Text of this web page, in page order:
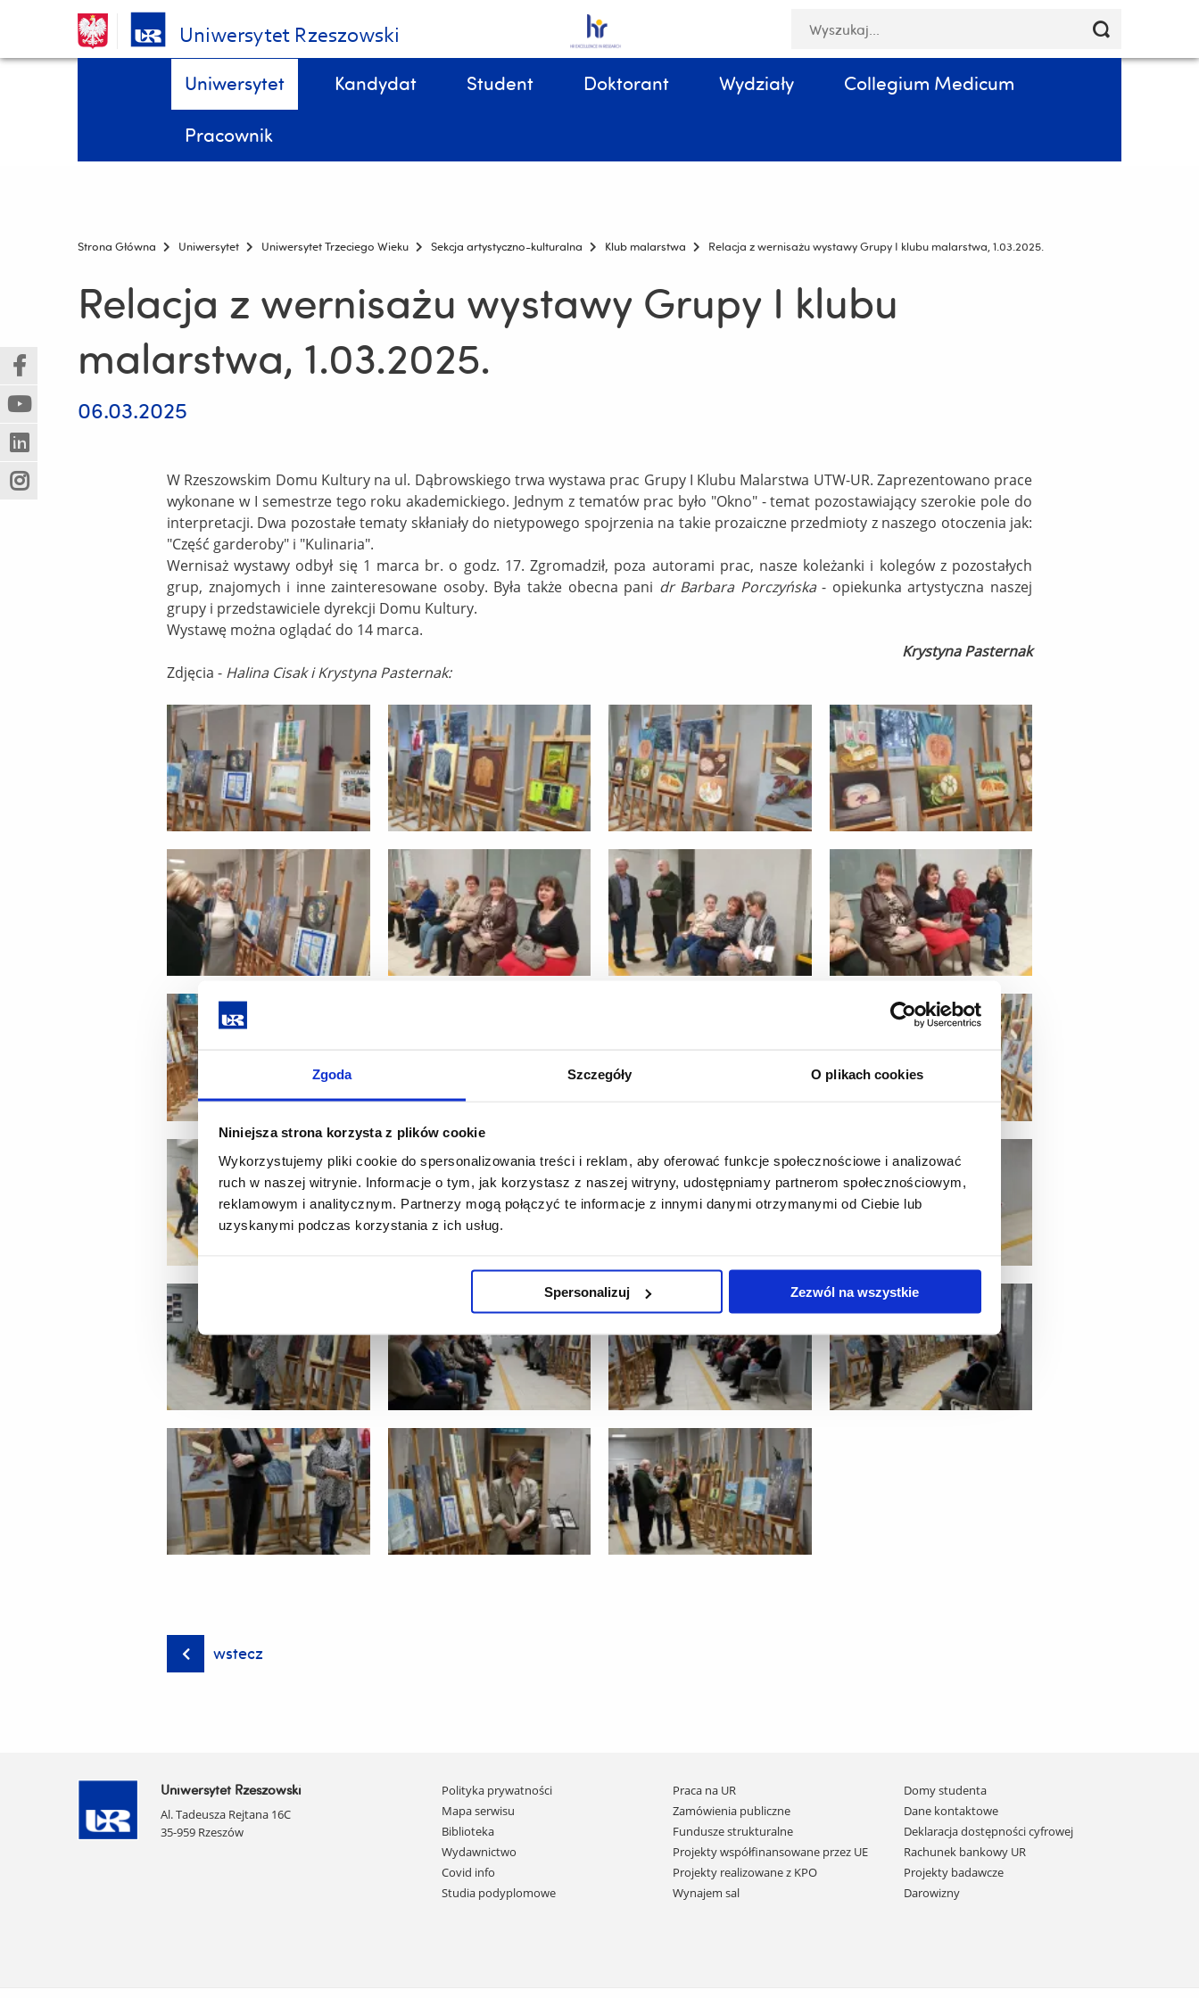
Zgoda Szczegóły O plikach cookies
Niniejsza strona korzysta z plików cookie
Wykorzystujemy pliki cookie do spersonalizowania treści i reklam, aby oferować funkcje społecznościowe i analizować
ruch w naszej witrynie. Informacje o tym, jak korzystasz z naszej witryny, udostępniamy partnerom społecznościowym,
reklamowym i analitycznym. Partnerzy mogą połączyć te informacje z innymi danymi otrzymanymi od Ciebie lub
uzyskanymi podczas korzystania z ich usług.
Spersonalizuj Zezwól na wszystkie
nawigację
do
Uniwersytet Rzeszowski
kluczowe
Menu - górna belka
Pomiń
treści
Uniwersytet Kandydat Student Doktorant Wydziały Collegium Medicum
Pracownik
(Nowe
okno)
(Link
do
innej
strony)
(Nowe
okno)
(Link
do
innej
strony)
(Nowe
okno)
(Link
do
innej
(Nowe
(Link
Strona Główna Uniwersytet Uniwersytet Trzeciego Wieku Sekcja artystyczno-kulturalna Klub malarstwa Relacja z wernisażu wystawy Grupy I klubu malarstwa, 1.03.2025.
Relacja z wernisażu wystawy Grupy I klubu
malarstwa, 1.03.2025.
06.03.2025
W Rzeszowskim Domu Kultury na ul. Dąbrowskiego trwa wystawa prac Grupy I Klubu Malarstwa UTW-UR. Zaprezentowano prace
wykonane w I semestrze tego roku akademickiego. Jednym z tematów prac było "Okno" - temat pozostawiający szerokie pole do
interpretacji. Dwa pozostałe tematy skłaniały do nietypowego spojrzenia na takie prozaiczne przedmioty z naszego otoczenia jak:
"Część garderoby" i "Kulinaria".
Wernisaż wystawy odbył się 1 marca br. o godz. 17. Zgromadził, poza autorami prac, nasze koleżanki i kolegów z pozostałych
grup, znajomych i inne zainteresowane osoby. Była także obecna pani dr Barbara Porczyńska- opiekunka artystyczna naszej
grupy i przedstawiciele dyrekcji Domu Kultury.
Wystawę można oglądać do 14 marca.
Krystyna Pasternak
Zdjęcia - Halina Cisak i Krystyna Pasternak:
wstecz
Uniwersytet Rzeszowski
Al. Tadeusza Rejtana 16C
35-959 Rzeszów
Pomiń
nawigację
i
przejdź
do
treści
Polityka prywatności
Mapa serwisu
Biblioteka
Wydawnictwo
Covid info
Studia podyplomowe
Praca na UR
Zamówienia publiczne
Fundusze strukturalne
Projekty współfinansowane przez UE
Projekty realizowane z KPO
Wynajem sal
Domy studenta
Dane kontaktowe
Deklaracja dostępności cyfrowej
Rachunek bankowy UR
Projekty badawcze
Darowizny